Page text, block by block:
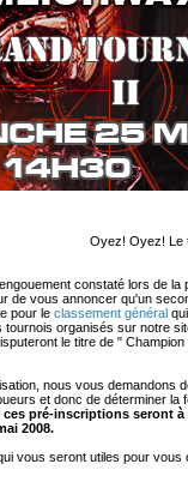
Oyez! Oyez! Le
constaté lors de
de vous annoncer qu'un
pour le classement général
organisés sur notre
le titre de "
nous vous demandons
et donc de déterminer
ces pré-inscriptions seront
2008.
vous seront utiles pour vous